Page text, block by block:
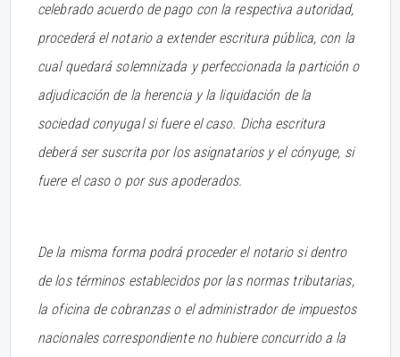
celebrado acuerdo de pago con la respectiva autoridad,
procederá el notario a extender escritura pública, con la
cual quedará solemnizada y perfeccionada la partición o
adjudicación de la herencia y la liquidación de la
sociedad conyugal si fuere el caso. Dicha escritura
deberá ser suscrita por los asignatarios y el cónyuge, si
fuere el caso o por sus apoderados.
De la misma forma podrá proceder el notario si dentro
de los términos establecidos por las normas tributarias,
la oficina de cobranzas o el administrador de impuestos
nacionales correspondiente no hubiere concurrido a la